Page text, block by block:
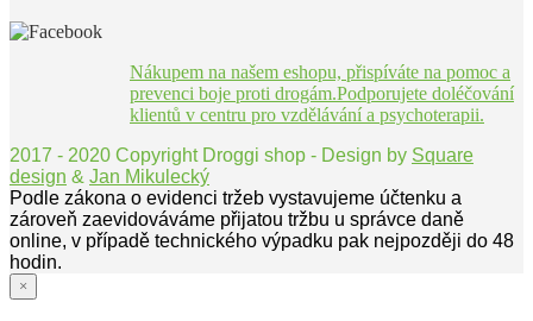
Nákupem na našem eshopu, přispíváte na pomoc a
prevenci boje proti drogám.Podporujete doléčování
klientů v centru pro vzdělávání a psychoterapii.
2017 - 2020 Copyright Droggi shop - Design by Square
design & Jan Mikulecký
Podle zákona o evidenci tržeb vystavujeme účtenku a
zároveň zaevidováváme přijatou tržbu u správce daně
online, v případě technického výpadku pak nejpozději do 48
hodin.
×